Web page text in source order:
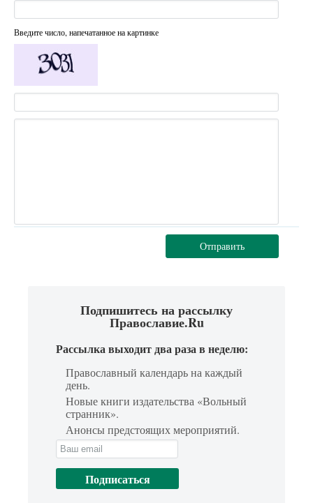
Введите число, напечатанное на картинке
Отправить
Подпишитесь на рассылку
Православие.Ru
Рассылка выходит два раза в неделю:
Православный календарь на каждый
день.
Новые книги издательства «Вольный
странник».
Анонсы предстоящих мероприятий.